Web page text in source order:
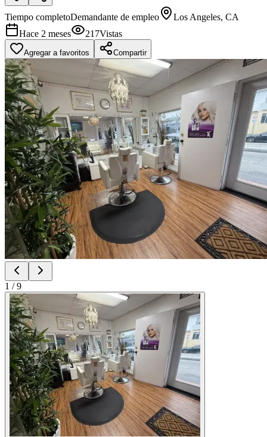
Tiempo completoDemandante de empleo
Los Angeles, CA
Hace 2 meses
217Vistas
Agregar a favoritos Compartir
1 /9